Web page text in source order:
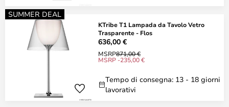
SUMMER DEAL
KTribe T1 Lampada da Tavolo Vetro
Trasparente - Flos
636,00 €
MSRP871,00 €
MSRP -235,00 €
Tempo di consegna: 13 - 18 giorni
lavorativi